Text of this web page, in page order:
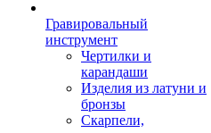
Гравировальный
инструмент
Чертилки и
карандаши
Изделия из латуни и
бронзы
Скарпели,